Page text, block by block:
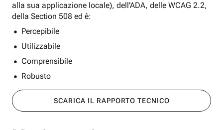
alla sua applicazione locale), dell'ADA, delle WCAG 2.2,
della Section 508 ed è:
Percepibile
Utilizzabile
Comprensibile
Robusto
SCARICA IL RAPPORTO TECNICO